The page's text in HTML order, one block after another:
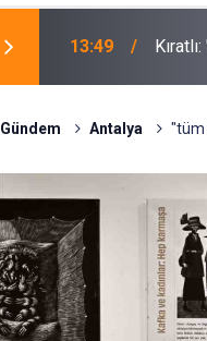
13:49
Gündem Antalya "tüm